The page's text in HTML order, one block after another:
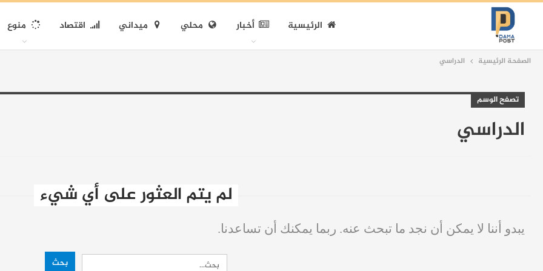
الرئيسية أخبار محلي ميداني اقتصاد منوع
الصفحة الرئيسية الدراسي
تصفح الوسم
الدراسي
لم يتم العثور على أي شيء
يبدو أننا لا يمكن أن نجد ما تبحث عنه. ربما يمكنك أن تساعدنا.